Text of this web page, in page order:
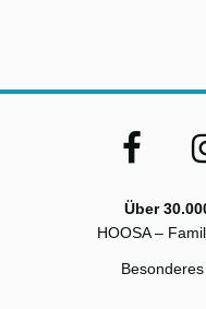
Über
HOOSA –